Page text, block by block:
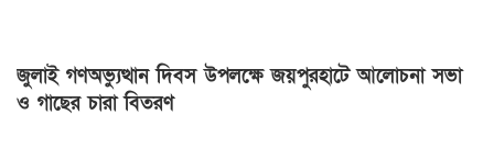
জুলাই গণঅভ্যুত্থান দিবস উপলক্ষে জয়পুরহাটে আলোচনা সভা
ও গাছের চারা বিতরণ